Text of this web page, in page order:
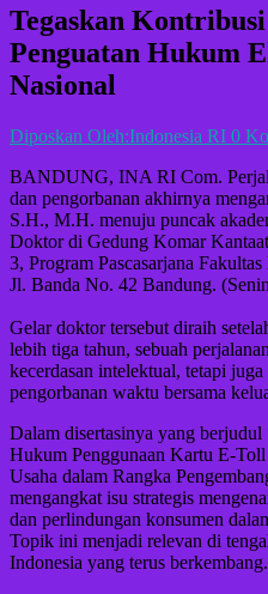
Tegaskan
Penguatan Hukum
Nasional
Diposkan Oleh:Indonesia RI 0
BANDUNG, INA RI Com.
dan pengorbanan akhirnya
S.H., M.H. menuju puncak
Doktor di Gedung Komar
3, Program Pascasarjana
Jl. Banda No. 42 Bandung.
Gelar doktor tersebut diraih
lebih tiga tahun, sebuah
kecerdasan intelektual, tetapi
pengorbanan waktu bersama
Dalam disertasinya yang
Hukum Penggunaan Kartu E-Toll
Usaha dalam Rangka
mengangkat isu strategis
dan perlindungan konsumen
Topik ini menjadi relevan di
Indonesia yang terus berkembang.